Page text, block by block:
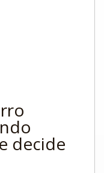
decide